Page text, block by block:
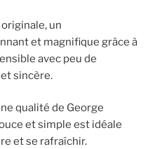
un
et magnifique grâce à
avec peu de
sincère.
qualité de George
et simple est idéale
et se rafraîchir.